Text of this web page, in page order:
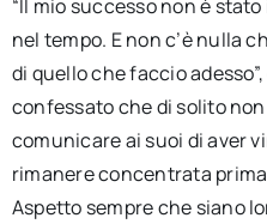
“Il mio successo non è
nel tempo. E non c’è nulla
di quello che faccio
confessato che di solito
comunicare ai suoi di aver
rimanere concentrata
Aspetto sempre che siano